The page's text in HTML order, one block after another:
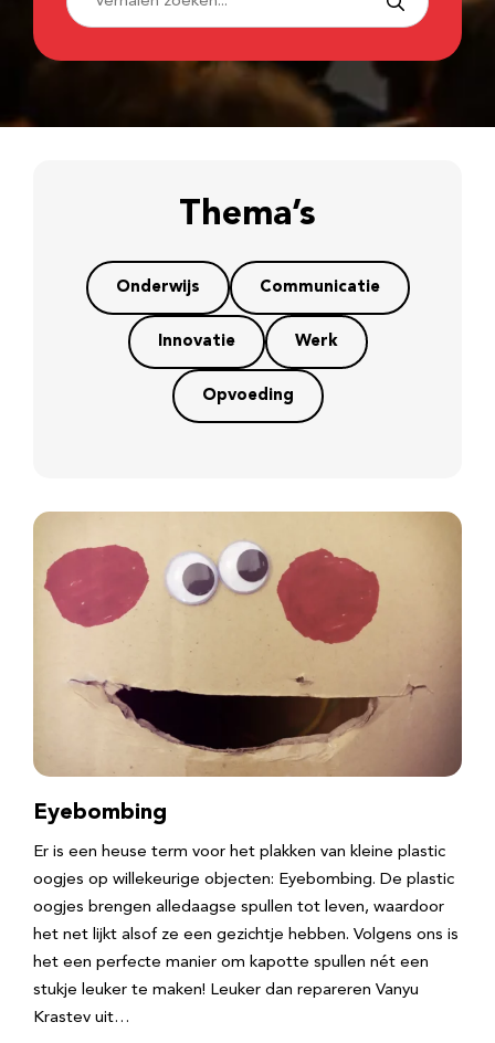
Thema’s
Onderwijs Communicatie
Innovatie Werk
Opvoeding
Eyebombing
Er is een heuse term voor het plakken van kleine plastic
oogjes op willekeurige objecten: Eyebombing. De plastic
oogjes brengen alledaagse spullen tot leven, waardoor
het net lijkt alsof ze een gezichtje hebben. Volgens ons is
het een perfecte manier om kapotte spullen nét een
stukje leuker te maken! Leuker dan repareren Vanyu
Krastev uit…